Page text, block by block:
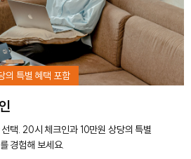
의 특별 혜택 포함
택. 20시 체크인과 10만원 상당의 특별
경험해 보세요.